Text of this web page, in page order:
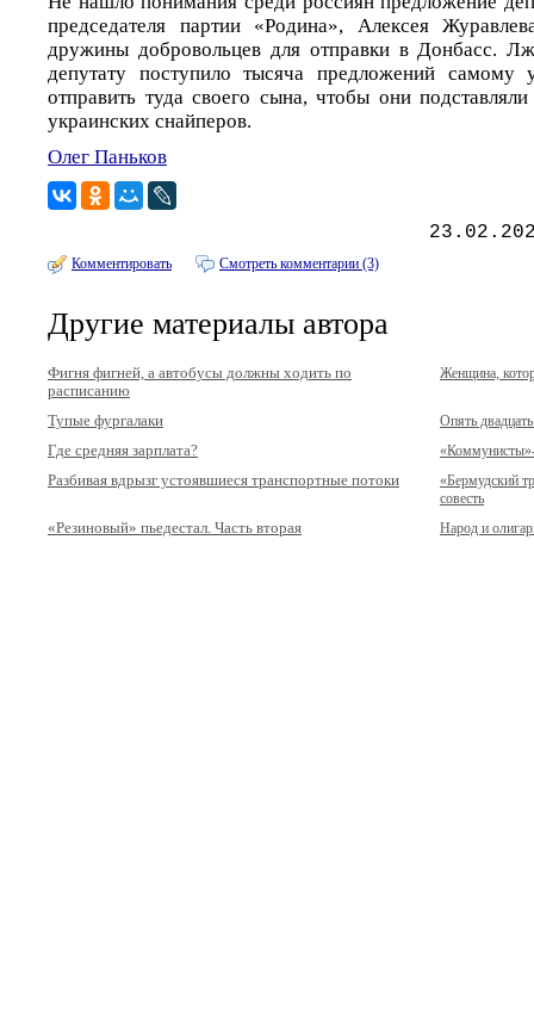
председателя партии «Родина», Алексея
дружины добровольцев для отправки в Донбасс.
депутату поступило тысяча предложений самому
отправить туда своего сына, чтобы они
украинских снайперов.
Олег Паньков
Комментировать Смотреть комментарии (3)
Другие материалы автора
Фигня фигней, а автобусы должны ходить по
расписанию
Женщина,
Тупые фургалаки
Опять
Где средняя зарплата?
Разбивая вдрызг устоявшиеся транспортные потоки
«Бермудский
совесть
«Резиновый» пьедестал. Часть вторая
Народ и